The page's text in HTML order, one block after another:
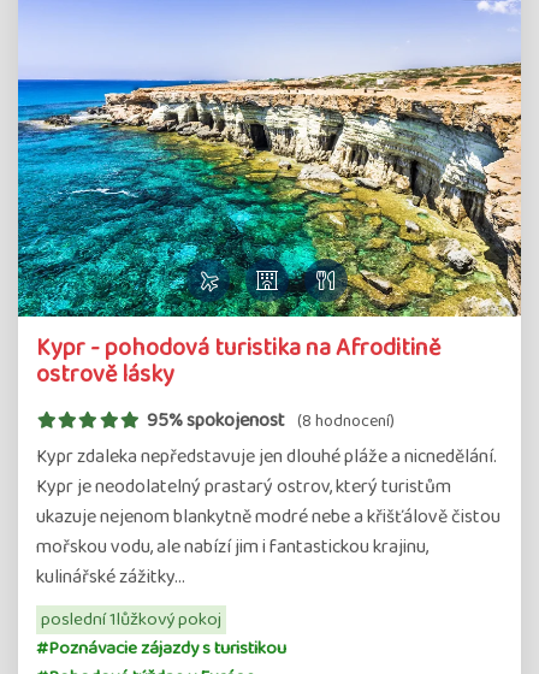
Kypr - pohodová turistika na Afroditině
ostrově lásky
95% spokojenost (8 hodnocení)
Kypr zdaleka nepředstavuje jen dlouhé pláže a nicnedělání.
Kypr je neodolatelný prastarý ostrov, který turistům
ukazuje nejenom blankytně modré nebe a křišťálově čistou
mořskou vodu, ale nabízí jim i fantastickou krajinu,
kulinářské zážitky…
poslední 1lůžkový pokoj
#Poznávacie zájazdy s turistikou